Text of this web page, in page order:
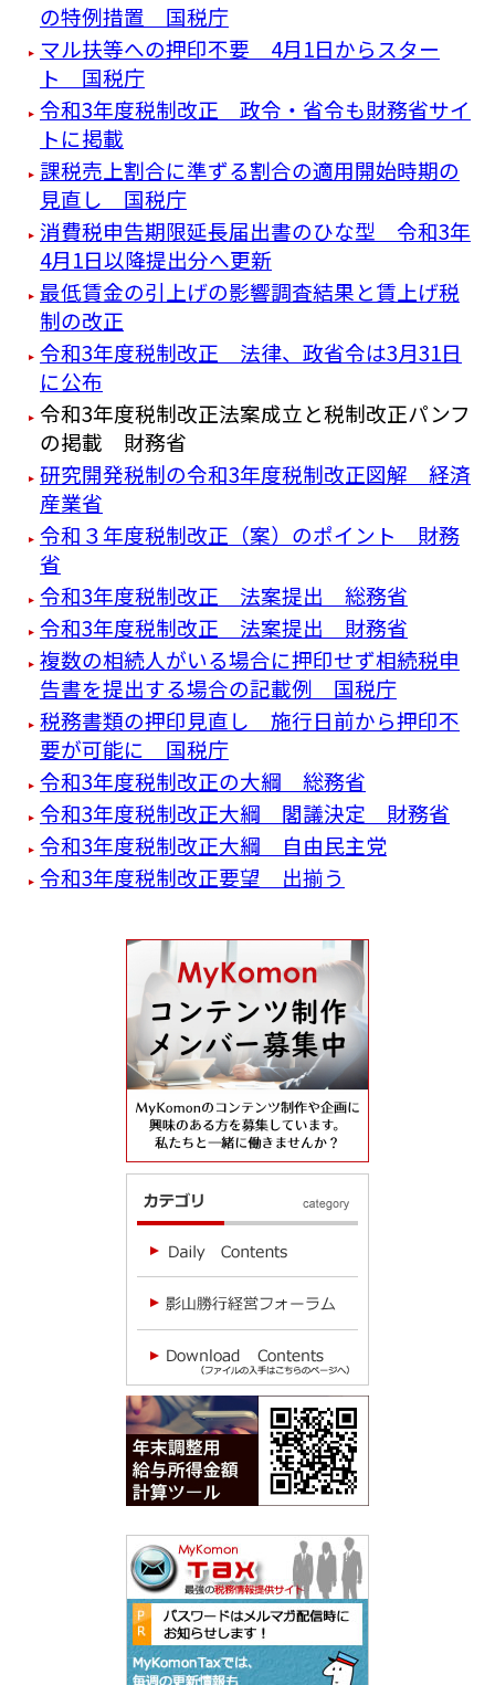
の特例措置 国税庁
マル扶等への押印不要 4月1日からスター
ト 国税庁
令和3年度税制改正 政令・省令も財務省サイ
トに掲載
課税売上割合に準ずる割合の適用開始時期の
見直し 国税庁
消費税申告期限延長届出書のひな型 令和3年
4月1日以降提出分へ更新
最低賃金の引上げの影響調査結果と賃上げ税
制の改正
令和3年度税制改正 法律、政省令は3月31日
に公布
令和3年度税制改正法案成立と税制改正パンフ
の掲載 財務省
研究開発税制の令和3年度税制改正図解 経済
産業省
令和３年度税制改正（案）のポイント 財務
省
令和3年度税制改正 法案提出 総務省
令和3年度税制改正 法案提出 財務省
複数の相続人がいる場合に押印せず相続税申
告書を提出する場合の記載例 国税庁
税務書類の押印見直し 施行日前から押印不
要が可能に 国税庁
令和3年度税制改正の大綱 総務省
令和3年度税制改正大綱 閣議決定 財務省
令和3年度税制改正大綱 自由民主党
令和3年度税制改正要望 出揃う